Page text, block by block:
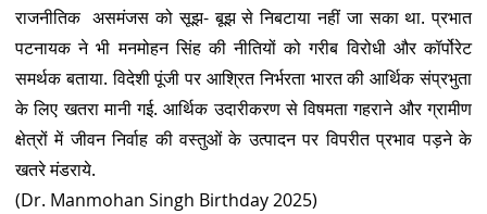
राजनीतिक असमंजस को सूझ- बूझ से निबटाया नहीं जा सका था. प्रभात
पटनायक ने भी मनमोहन सिंह की नीतियों को गरीब विरोधी और कॉर्पोरेट
समर्थक बताया. विदेशी पूंजी पर आश्रित निर्भरता भारत की आर्थिक संप्रभुता
के लिए खतरा मानी गई. आर्थिक उदारीकरण से विषमता गहराने और ग्रामीण
क्षेत्रों में जीवन निर्वाह की वस्तुओं के उत्पादन पर विपरीत प्रभाव पड़ने के
खतरे मंडराये.
(Dr. Manmohan Singh Birthday 2025)